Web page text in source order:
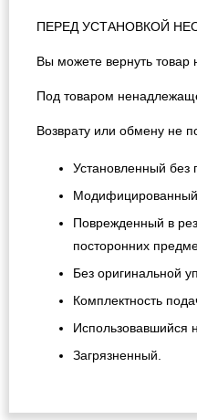
ПЕРЕД УСТАНОВКОЙ
Вы можете вернуть товар
Под товаром
Возврату или обмену не
Установленный без
Модифицированный
Поврежденный в
посторонних
Без оригинальной
Комплектность
Использовавшийся
Загрязненный.